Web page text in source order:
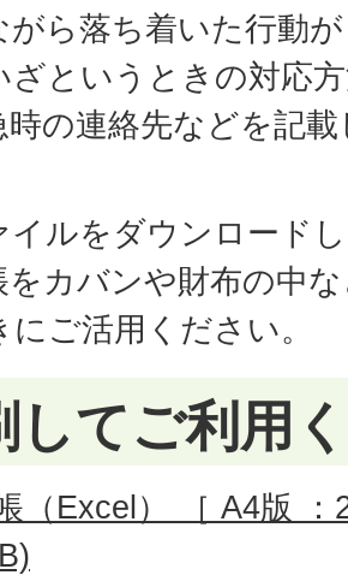
がら落ち着いた行動
ざというときの対応
時の連絡先などを記
イルをダウンロード
をカバンや財布の中
ご活用ください。
してご利用
（Excel） ［ A4版